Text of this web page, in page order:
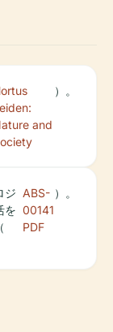
and
）。
ジ
を
ABS-
00141
PDF
）。